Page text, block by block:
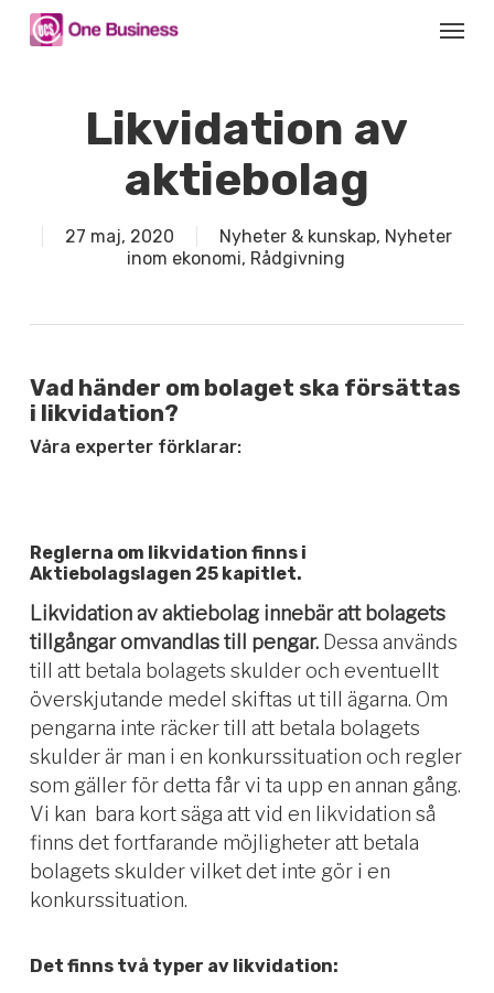
Menu
Likvidation av
aktiebolag
27 maj, 2020 Nyheter & kunskap, Nyheter
inom ekonomi, Rådgivning
Vad händer om bolaget ska försättas
i likvidation?
Våra experter förklarar:
Reglerna om likvidation finns i
Aktiebolagslagen 25 kapitlet.
Likvidation av aktiebolag innebär att bolagets
tillgångar omvandlas till pengar. Dessa används
till att betala bolagets skulder och eventuellt
överskjutande medel skiftas ut till ägarna. Om
pengarna inte räcker till att betala bolagets
skulder är man i en konkurssituation och regler
som gäller för detta får vi ta upp en annan gång.
Vi kan bara kort säga att vid en likvidation så
finns det fortfarande möjligheter att betala
bolagets skulder vilket det inte gör i en
konkurssituation.
Det finns två typer av likvidation: